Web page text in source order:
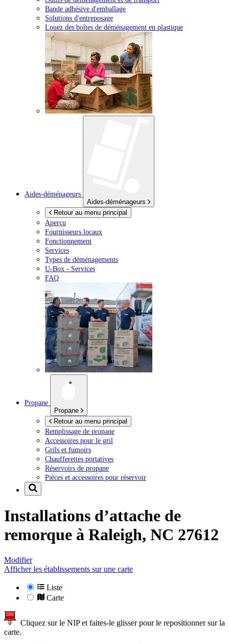
Bande adhésive d'emballage
Solutions d'entreposage
Louez des boîtes de déménagement en plastique
Aides-déménageurs
Aides-déménageurs
Retour au menu principal
Aperçu
Fournisseurs locaux
Fonctionnement
Services
Types de déménagements
U-Box - Services
FAQ
Propane
Propane
Retour au menu principal
Remplissage de propane
Accessoires pour le gril
Grils et fumoirs
Chaufferettes portatives
Réservoirs de propane
Pièces et accessoires pour réservoir
Installations d’attache de
remorque à Raleigh, NC 27612
Modifier
Afficher les établissements sur une carte
Liste
Carte
Cliquez sur le NIP et faites-le glisser pour le repositionner sur la
carte.